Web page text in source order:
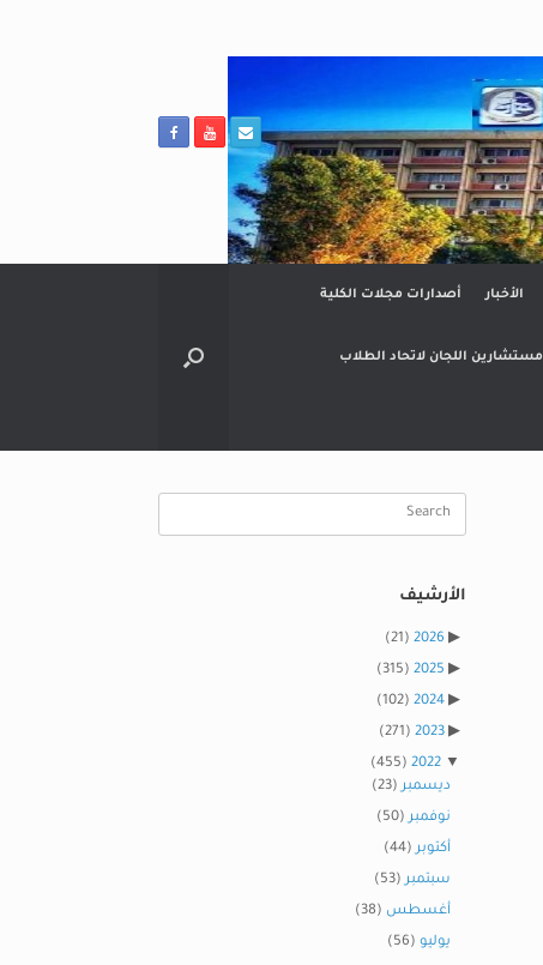
الأخبار أصدارات مجلات الكلية
مستشارين اللجان لاتحاد الطلاب
Search
الأرشيف
2026
(21)
2025
(315)
2024
(102)
2023
(271)
2022
(455)
ديسمبر(23)
نوفمبر(50)
أكتوبر(44)
سبتمبر(53)
أغسطس (38)
يوليو (56)